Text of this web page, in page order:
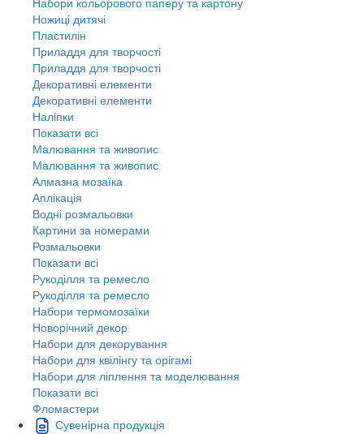
Ножиці дитячі
Пластилін
Приладдя для творчості
Приладдя для творчості
Декоративні елементи
Декоративні елементи
Налiпки
Показати всі
Малювання та живопис
Малювання та живопис
Алмазна мозаїка
Аплікація
Водні розмальовки
Картини за номерами
Розмальовки
Показати всі
Рукоділля та ремесло
Рукоділля та ремесло
Набори термомозаїки
Новорічний декор
Набори для декорування
Набори для квілінгу та орігамі
Набори для ліплення та моделювання
Показати всі
Фломастери
Сувенірна продукція